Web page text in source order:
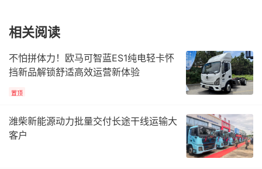
相关阅读
不怕拼体力！欧马可智蓝ES1纯电轻卡怀
挡新品解锁舒适高效运营新体验
置顶
潍柴新能源动力批量交付长途干线运输大
客户